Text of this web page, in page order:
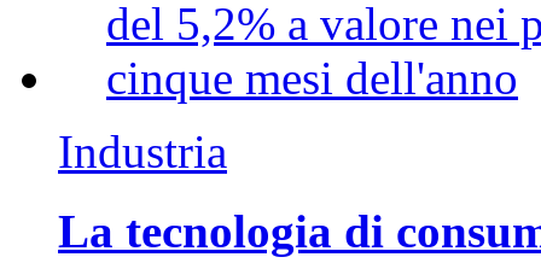
Industria
La tecnologia di